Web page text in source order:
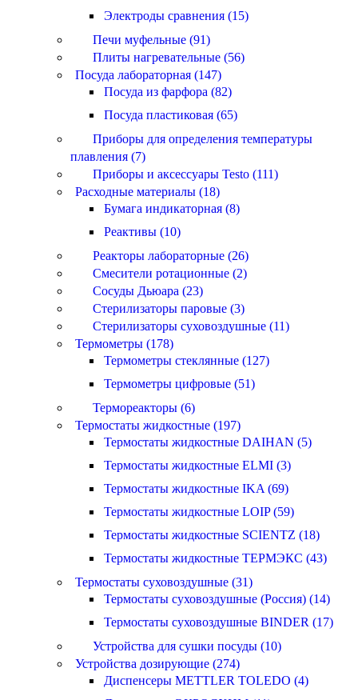
Электроды сравнения (15)
Печи муфельные (91)
Плиты нагревательные (56)
Посуда лабораторная (147)
Посуда из фарфора (82)
Посуда пластиковая (65)
Приборы для определения температуры
плавления (7)
Приборы и аксессуары Testo (111)
Расходные материалы (18)
Бумага индикаторная (8)
Реактивы (10)
Реакторы лабораторные (26)
Смесители ротационные (2)
Сосуды Дьюара (23)
Стерилизаторы паровые (3)
Стерилизаторы суховоздушные (11)
Термометры (178)
Термометры стеклянные (127)
Термометры цифровые (51)
Термореакторы (6)
Термостаты жидкостные (197)
Термостаты жидкостные DAIHAN (5)
Термостаты жидкостные ELMI (3)
Термостаты жидкостные IKA (69)
Термостаты жидкостные LOIP (59)
Термостаты жидкостные SCIENTZ (18)
Термостаты жидкостные ТЕРМЭКС (43)
Термостаты суховоздушные (31)
Термостаты суховоздушные (Россия) (14)
Термостаты суховоздушные BINDER (17)
Устройства для сушки посуды (10)
Устройства дозирующие (274)
Диспенсеры METTLER TOLEDO (4)